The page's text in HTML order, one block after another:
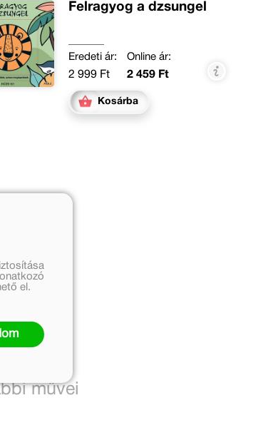
Felragyog a dzsungel
Eredeti ár:
2 999 Ft
Online ár:
2 459 Ft
Kosárba
művei
el.